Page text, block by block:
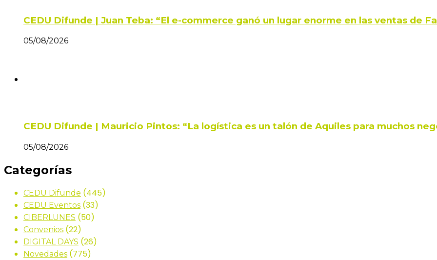
CEDU Difunde | Juan Teba: “El e-commerce ganó un lugar enorme en las ventas de
05/08/2026
CEDU Difunde | Mauricio Pintos: “La logística es un talón de Aquiles para muchos
05/08/2026
Categorías
CEDU Difunde (445)
CEDU Eventos (33)
CIBERLUNES (50)
Convenios (22)
DIGITAL DAYS (26)
Novedades (775)